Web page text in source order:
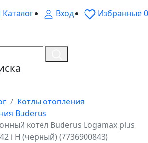
Каталог Вход Избранные0
Котлы отопления
Buderus
котел Buderus Logamax plus
i H (черный) (7736900843)